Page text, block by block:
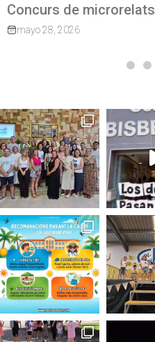
Concurs de microrelats
mayo 28, 2026